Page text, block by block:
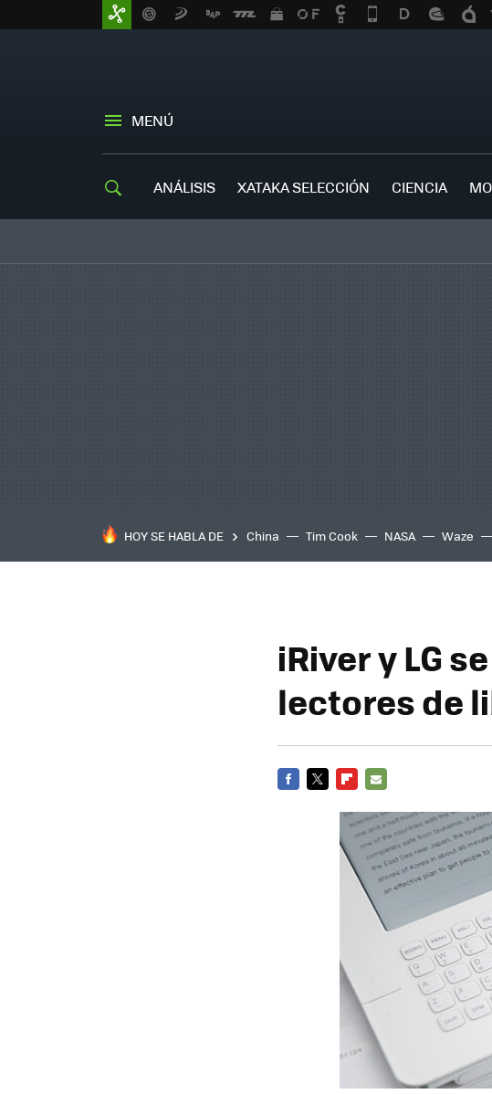
MENÚ
ANÁLISIS XATAKA SELECCIÓN CIENCIA
HOY SE HABLA DE China Tim Cook NASA Waze
iRiver y LG
lectores de
MAIL